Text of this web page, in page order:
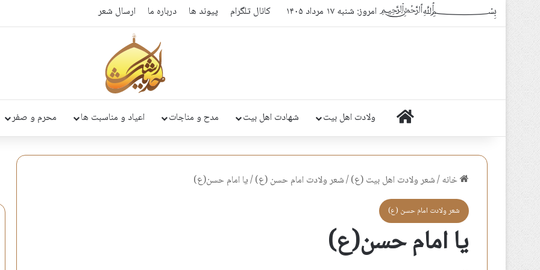
﷽ امروز: شنبه ۱۷ مرداد ۱۴۰۵ کانال تلگرام پیوند ها درباره ما ارسال شعر
خانه ولادت اهل بیت شهادت اهل بیت مدح و مناجات اعیاد و مناسبت ها محرم و صفر
خانه/شعر ولادت اهل بيت (ع)/شعر ولادت امام حسن (ع)/یا امام حسن(ع)
شعر ولادت امام حسن (ع)
یا امام حسن(ع)